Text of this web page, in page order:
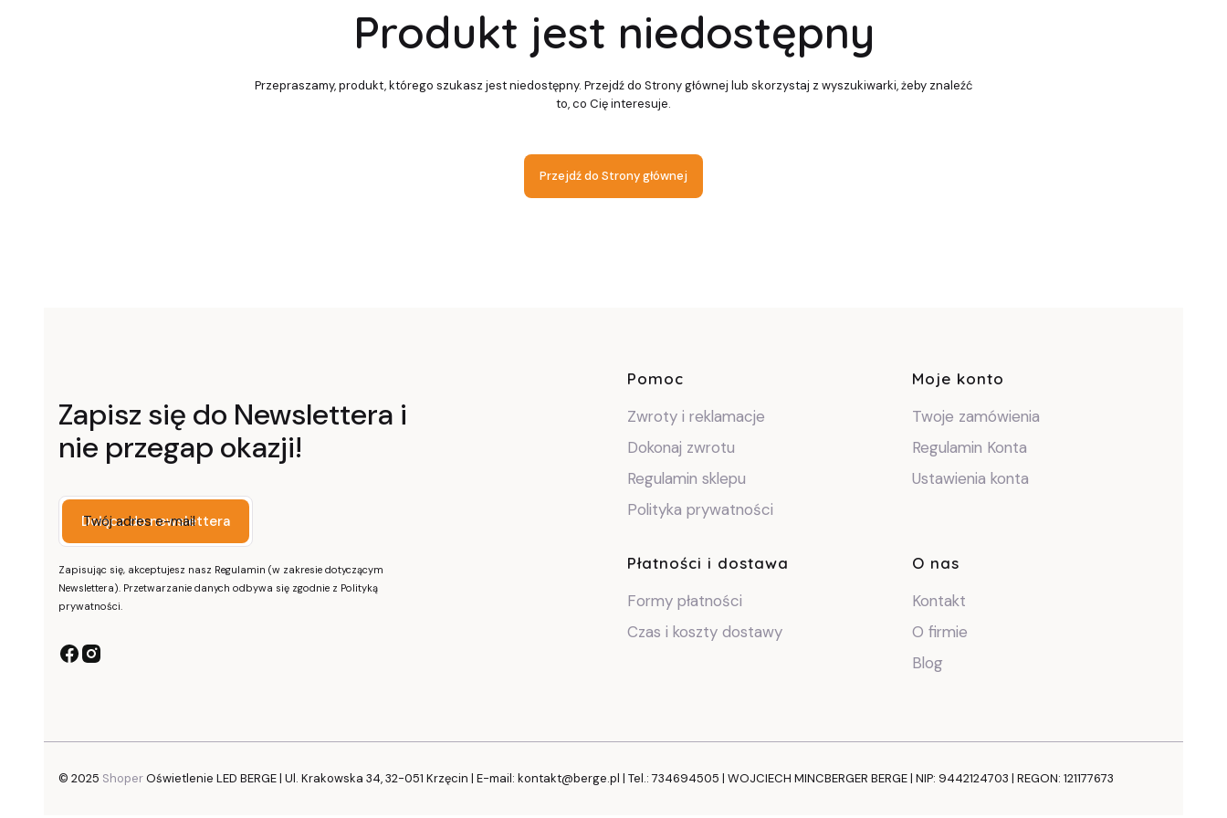
Produkt jest niedostępny
Przepraszamy, produkt, którego szukasz jest niedostępny. Przejdź do Strony głównej lub skorzystaj z wyszukiwarki, żeby znaleźć
to, co Cię interesuje.
Przejdź do Strony głównej
Zapisz się do Newslettera i
nie przegap okazji!
Twój adres e-mail
Dołącz do newslettera
Zapisując się, akceptujesz nasz Regulamin (w zakresie dotyczącym
Newslettera). Przetwarzanie danych odbywa się zgodnie z Polityką
prywatności.
Linki w stopce
Pomoc
Zwroty i reklamacje
Dokonaj zwrotu
Regulamin sklepu
Polityka prywatności
Moje konto
Twoje zamówienia
Regulamin Konta
Ustawienia konta
Płatności i dostawa
Formy płatności
Czas i koszty dostawy
O nas
Kontakt
O firmie
Blog
© 2025 ShoperOświetlenie LED BERGE | Ul. Krakowska 34, 32-051 Krzęcin | E-mail: kontakt@berge.pl | Tel.: 734694505 | WOJCIECH MINCBERGER BERGE | NIP: 9442124703 | REGON: 121177673